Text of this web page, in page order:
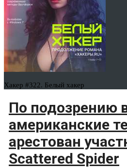
Хакер #322. Белый хакер
По подозрению
американские
арестован
Scattered Spider